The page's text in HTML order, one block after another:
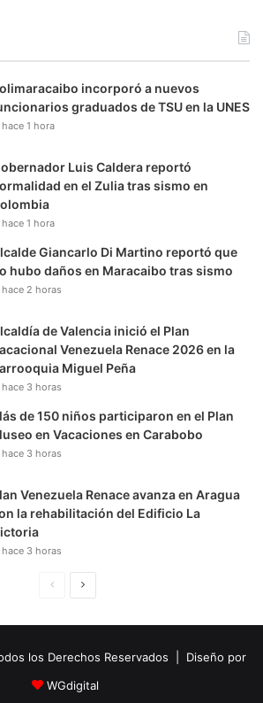
incorporó a nuevos
graduados de TSU en la UNES
hace 1 hora
Luis Caldera reportó
en el Zulia tras sismo en
hace 1 hora
Giancarlo Di Martino reportó que
hubo daños en Maracaibo tras sismo
hace 2 horas
de Valencia inició el Plan
Venezuela Renace 2026 en la
Miguel Peña
hace 3 horas
de 150 niños participaron en el Plan
en Vacaciones en Carabobo
hace 3 horas
Venezuela Renace avanza en Aragua
la rehabilitación del Edificio La
hace 3 horas
i
n
u
i
los Derechos Reservados | Diseño por
WGdigital